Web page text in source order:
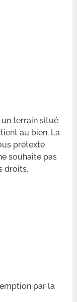
un terrain situé
au bien. La
prétexte
souhaite pas
droits.
par la